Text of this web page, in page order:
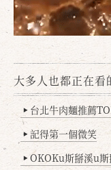
大多人也都正在
▶ 台北牛肉麵推薦
▶ 記得第一個微笑
▶ OKOKu斯掰溪u